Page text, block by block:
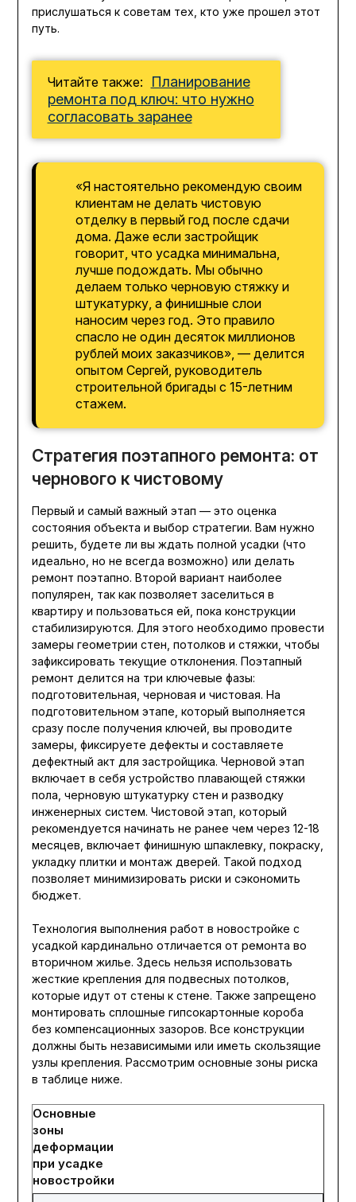
прислушаться к советам тех, кто уже прошел этот
путь.
Читайте также:
Планирование
ремонта под ключ: что нужно
согласовать заранее
«Я настоятельно рекомендую своим
клиентам не делать чистовую
отделку в первый год после сдачи
дома. Даже если застройщик
говорит, что усадка минимальна,
лучше подождать. Мы обычно
делаем только черновую стяжку и
штукатурку, а финишные слои
наносим через год. Это правило
спасло не один десяток миллионов
рублей моих заказчиков», — делится
опытом Сергей, руководитель
строительной бригады с 15-летним
стажем.
Стратегия поэтапного ремонта: от
чернового к чистовому
Первый и самый важный этап — это оценка
состояния объекта и выбор стратегии. Вам нужно
решить, будете ли вы ждать полной усадки (что
идеально, но не всегда возможно) или делать
ремонт поэтапно. Второй вариант наиболее
популярен, так как позволяет заселиться в
квартиру и пользоваться ей, пока конструкции
стабилизируются. Для этого необходимо провести
замеры геометрии стен, потолков и стяжки, чтобы
зафиксировать текущие отклонения. Поэтапный
ремонт делится на три ключевые фазы:
подготовительная, черновая и чистовая. На
подготовительном этапе, который выполняется
сразу после получения ключей, вы проводите
замеры, фиксируете дефекты и составляете
дефектный акт для застройщика. Черновой этап
включает в себя устройство плавающей стяжки
пола, черновую штукатурку стен и разводку
инженерных систем. Чистовой этап, который
рекомендуется начинать не ранее чем через 12-18
месяцев, включает финишную шпаклевку, покраску,
укладку плитки и монтаж дверей. Такой подход
позволяет минимизировать риски и сэкономить
бюджет.
Технология выполнения работ в новостройке с
усадкой кардинально отличается от ремонта во
вторичном жилье. Здесь нельзя использовать
жесткие крепления для подвесных потолков,
которые идут от стены к стене. Также запрещено
монтировать сплошные гипсокартонные короба
без компенсационных зазоров. Все конструкции
должны быть независимыми или иметь скользящие
узлы крепления. Рассмотрим основные зоны риска
в таблице ниже.
Основные
зоны
деформации
при усадке
новостройки